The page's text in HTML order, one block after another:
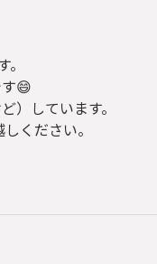
😄
）しています。
ください。